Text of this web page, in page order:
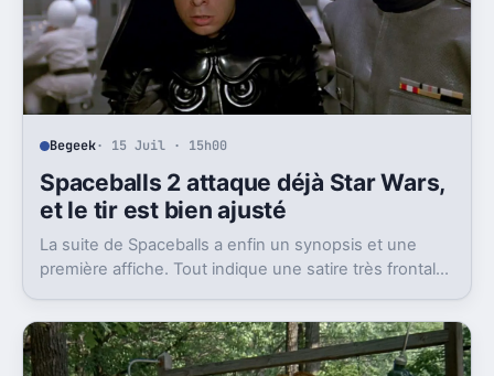
Begeek· 15 Juil · 15h00
Spaceballs 2 attaque déjà Star Wars,
et le tir est bien ajusté
La suite de Spaceballs a enfin un synopsis et une
première affiche. Tout indique une satire très frontale